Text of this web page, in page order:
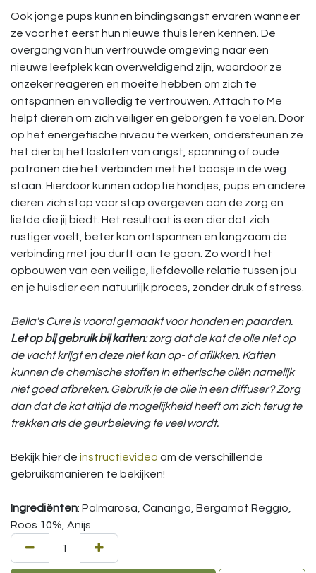
Ook jonge pups kunnen bindingsangst ervaren wanneer
ze voor het eerst hun nieuwe thuis leren kennen. De
overgang van hun vertrouwde omgeving naar een
nieuwe leefplek kan overweldigend zijn, waardoor ze
onzeker reageren en moeite hebben om zich te
ontspannen en volledig te vertrouwen. Attach to Me
helpt dieren om zich veiliger en geborgen te voelen. Door
op het energetische niveau te werken, ondersteunen ze
het dier bij het loslaten van angst, spanning of oude
patronen die het verbinden met het baasje in de weg
staan. Hierdoor kunnen adoptie hondjes, pups en andere
dieren zich stap voor stap overgeven aan de zorg en
liefde die jij biedt. Het resultaat is een dier dat zich
rustiger voelt, beter kan ontspannen en langzaam de
verbinding met jou durft aan te gaan. Zo wordt het
opbouwen van een veilige, liefdevolle relatie tussen jou
en je huisdier een natuurlijk proces, zonder druk of stress.
Bella's Cure is vooral gemaakt voor honden en paarden.
Let op bij gebruik bij katten: zorg dat de kat de olie niet op
de vacht krijgt en deze niet kan op- of aflikken. Katten
kunnen de chemische stoffen in etherische oliën namelijk
niet goed afbreken. Gebruik je de olie in een diffuser? Zorg
dan dat de kat altijd de mogelijkheid heeft om zich terug te
trekken als de geurbeleving te veel wordt.
Bekijk hier de instructievideo om de verschillende
gebruiksmanieren te bekijken!
Ingrediënten: Palmarosa, Cananga, Bergamot Reggio,
Roos 10%, Anijs